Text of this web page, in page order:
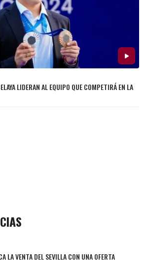
LIDERAN AL EQUIPO QUE COMPETIRÁ EN LA
LA VENTA DEL SEVILLA CON UNA OFERTA